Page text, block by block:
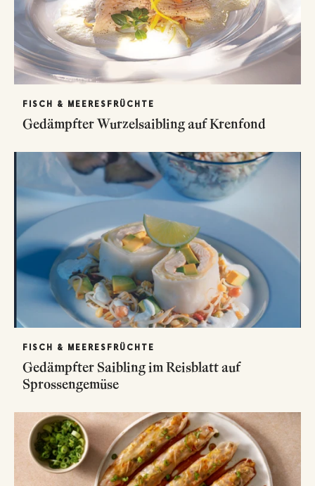
FISCH & MEERESFRÜCHTE
Gedämpfter Wurzelsaibling auf Krenfond
FISCH & MEERESFRÜCHTE
Gedämpfter Saibling im Reisblatt auf
Sprossengemüse